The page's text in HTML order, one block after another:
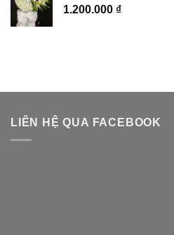
1.200.000 ₫
LIÊN HỆ QUA FACEBOOK